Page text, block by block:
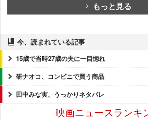
もっと見る
今、読まれている記事
15歳で当時27歳の夫に一目惚れ
研ナオコ、コンビニで買う商品
田中みな実、うっかりネタバレ
映画ニュースランキ